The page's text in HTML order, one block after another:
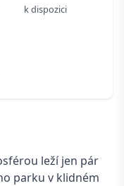
k dispozici
leží jen pár
parku v klidném